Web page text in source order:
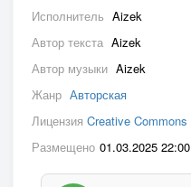
Исполнитель Aizek
Автор текста Aizek
Автор музыки Aizek
Жанр Авторская
Лицензия Creative Commons
Размещено 01.03.2025 22:00